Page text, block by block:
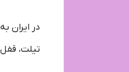
در ایران
تیلت،